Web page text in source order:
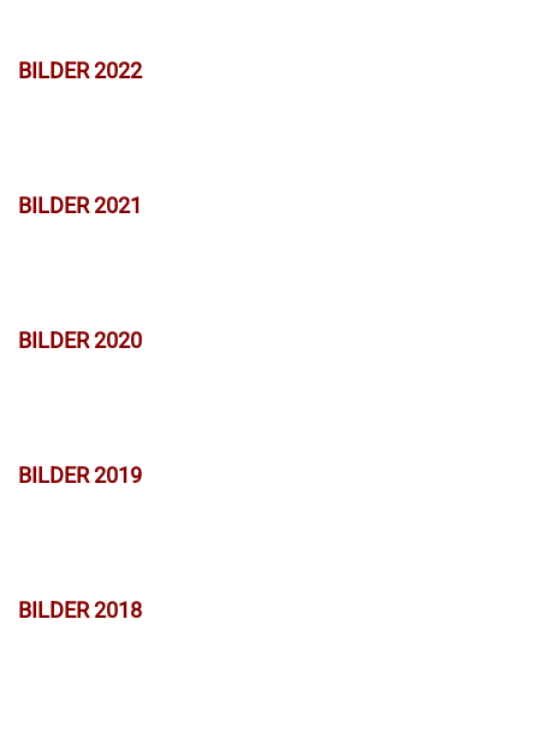
BILDER 2022
BILDER 2021
BILDER 2020
BILDER 2019
BILDER 2018